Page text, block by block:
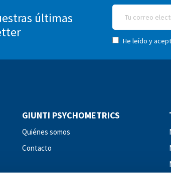
últimas
He leído y
GIUNTI PSYCHOMETRICS
Quiénes somos
Contacto